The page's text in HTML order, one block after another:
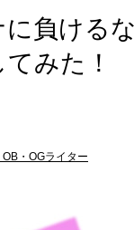
負ける
みた！
OB・OGライター